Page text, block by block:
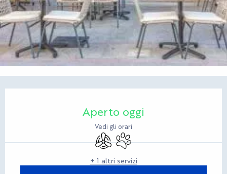
Aperto oggi
Vedi gli orari
Aria condizionata
Animali ammessi
+ 1 altri servizi